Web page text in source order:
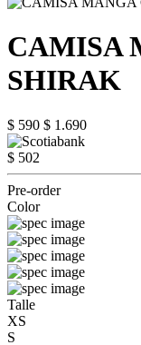
CAMISA
SHIRAK
$ 590 $ 1.690
$ 502
Pre-order
Color
Talle
XS
S